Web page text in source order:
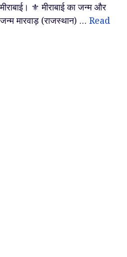
⚜️ मीराबाई का जन्म और
मारवाड़ (राजस्थान) … Read